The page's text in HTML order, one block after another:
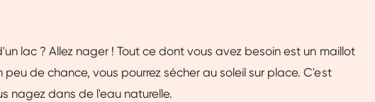
lac ? Allez nager ! Tout ce dont vous avez besoin est un maillot
de chance, vous pourrez sécher au soleil sur place. C'est
nagez dans de l'eau naturelle.